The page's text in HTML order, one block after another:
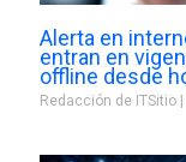
Alerta en
entran en
offline desde
Redacción de ITSitio